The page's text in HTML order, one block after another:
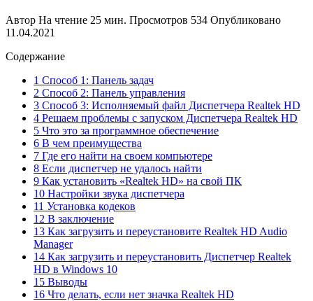
Автор На чтение 25 мин. Просмотров 534 Опубликовано
11.04.2021
Содержание
1 Способ 1: Панель задач
2 Способ 2: Панель управления
3 Способ 3: Исполняемый файл Диспетчера Realtek HD
4 Решаем проблемы с запуском Диспетчера Realtek HD
5 Что это за программное обеспечение
6 В чем преимущества
7 Где его найти на своем компьютере
8 Если диспетчер не удалось найти
9 Как установить «Realtek HD» на свой ПК
10 Настройки звука диспетчера
11 Установка кодеков
12 В заключение
13 Как загрузить и переустановите Realtek HD Audio
Manager
14 Как загрузить и переустановить Диспетчер Realtek
HD в Windows 10
15 Выводы
16 Что делать, если нет значка Realtek HD